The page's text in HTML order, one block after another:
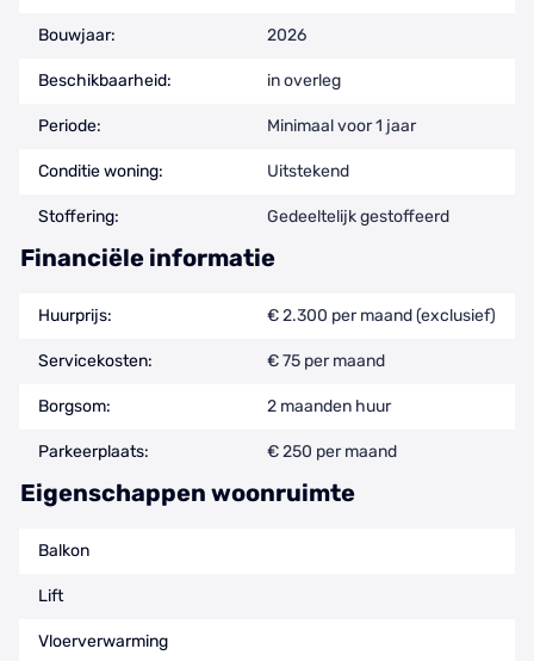
Bouwjaar: 2026
Beschikbaarheid: in overleg
Periode: Minimaal voor 1 jaar
Conditie woning: Uitstekend
Stoffering: Gedeeltelijk gestoffeerd
Financiële informatie
Huurprijs: € 2.300 per maand (exclusief)
Servicekosten: € 75 per maand
Borgsom: 2 maanden huur
Parkeerplaats: € 250 per maand
Eigenschappen woonruimte
Balkon
Lift
Vloerverwarming